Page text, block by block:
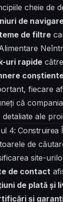
cheie de
de
de filtre
uri rapide
fiecare
că
detaliate ale
4: Construirea
de
site-
de contact
de plată și
și